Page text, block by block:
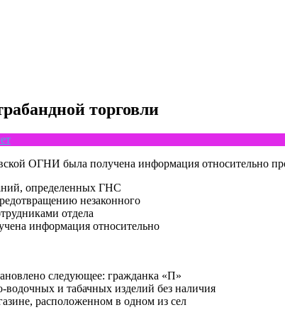
торговли
ОГНИ была получена информация относительно
определенных ГНС
незаконного
отдела
информация относительно
следующее: гражданка «П»
водочных и табачных изделий без наличия
расположенном в одном из сел